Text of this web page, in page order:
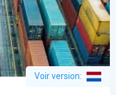
Voir version: